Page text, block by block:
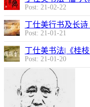
Post: 21-02-22
丁仕美行书及长诗
Post: 21-01-21
丁仕美书法|《桂枝
Post: 21-01-20
关于大巧若拙美学观
的若干思考